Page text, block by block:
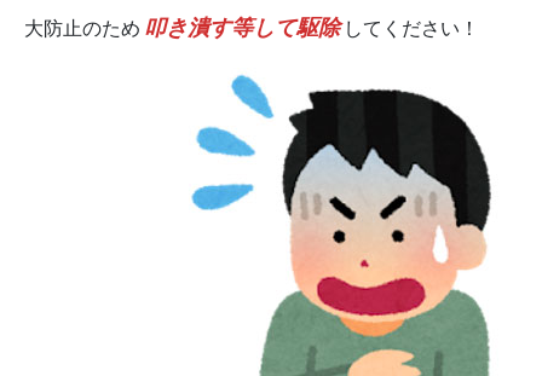
大防止のため 叩き潰す等して駆除 してください！